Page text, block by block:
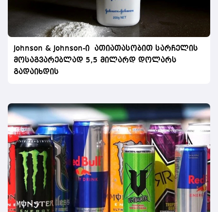
Johnson & Johnson-ი ათიათასობით სარჩელის
მოსაგვარებლად 5,5 მილარდ დოლარს
გადაიხდის